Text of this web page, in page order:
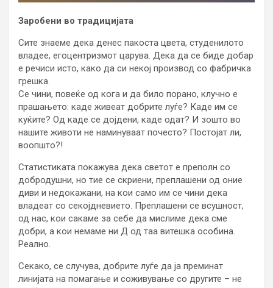
Заробени во традицијата
Сите знаеме дека денес пакоста цвета, студенилото
владее, егоцентризмот царува. Дека да се биде добар
е речиси исто, како да си некој производ со фабричка
грешка.
Се чини, повеќе од кога и да било порано, клучно е
прашањето: каде живеат добрите луѓе? Каде им се
куќите? Од каде се дојдени, каде одат? И зошто во
нашите животи не наминуваат почесто? Постојат ли,
воопшто?!
Статистиката покажува дека светот е преполн со
добродушни, но тие се скриени, преплашени од оние
диви и недокажани, на кои само им се чини дека
владеат со секојдневието. Преплашени се всушност,
од нас, кои сакаме за себе да мислиме дека сме
добри, а кои немаме ни Д од таа витешка особина.
Реално.
Секако, се случува, добрите луѓе да ја преминат
линијата на помагање и соживување со другите – не